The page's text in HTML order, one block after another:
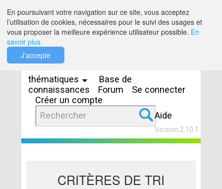
thématiques
Base de
connaissances
Forum
Se connecter
Créer un compte
Aide
Version 2.10.1
CRITÈRES DE TRI
En poursuivant votre navigation sur ce site, vous acceptez
l’utilisation de cookies, nécessaires pour le suivi des usages et
vous proposer la meilleure expérience utilisateur possible. En
savoir plus
J'accepte